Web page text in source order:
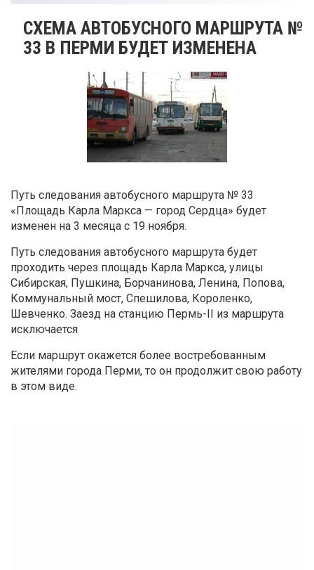
СХЕМА АВТОБУСНОГО МАРШРУТА №
33 В ПЕРМИ БУДЕТ ИЗМЕНЕНА
Путь следования автобусного маршрута № 33
«Площадь Карла Маркса — город Сердца» будет
изменен на 3 месяца с 19 ноября.
Путь следования автобусного маршрута будет
проходить через площадь Карла Маркса, улицы
Сибирская, Пушкина, Борчанинова, Ленина, Попова,
Коммунальный мост, Спешилова, Короленко,
Шевченко. Заезд на станцию Пермь-II из маршрута
исключается
Если маршрут окажется более востребованным
жителями города Перми, то он продолжит свою работу
в этом виде.